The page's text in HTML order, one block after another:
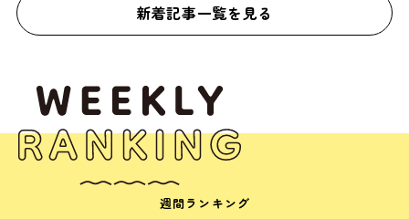
新着記事一覧を見る
週間ランキング